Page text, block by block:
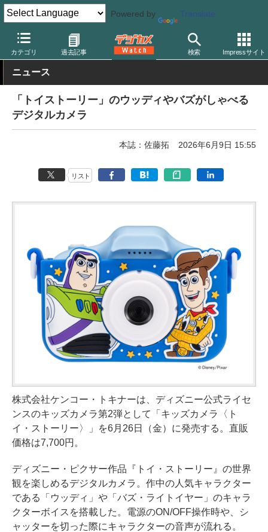
Powered by Translate
カテゴリ 過去記事 検索 Impressサイト
デジカメ Watch カメラ レンズ一体型（コンパクト）カメラ
ニュース
「トイストーリー」のウッディやバズがしゃべる
デジタルカメラ
本誌：佐藤拓 2026年6月9日 15:55
リスト
株式会社ケンコー・トキナーは、ディズニー公式ライセ
ンスのキッズカメラ第2弾として「キッズカメラ〈ト
イ・ストーリー〉」を6月26日（金）に発売する。直販
価格は7,700円。
ディズニー・ピクサー作品『トイ・ストーリー』の世界
観を楽しめるデジタルカメラ。作中の人気キャラクター
である「ウッディ」や「バズ・ライトイヤー」のキャラ
クターボイスを搭載した。電源のON/OFF操作時や、シ
ャッターを切った際にキャラクターの音声が流れる。